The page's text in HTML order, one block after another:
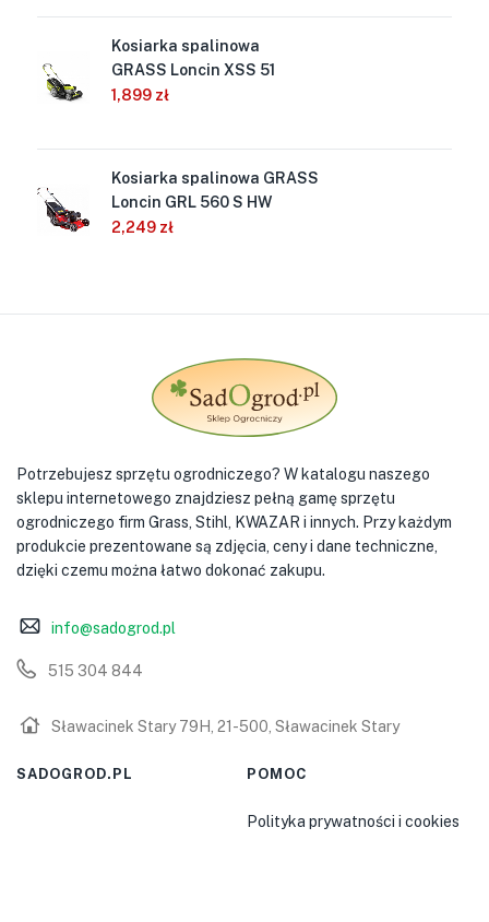
Kosiarka spalinowa
GRASS Loncin XSS 51
1,899 zł
Kosiarka spalinowa GRASS
Loncin GRL 560 S HW
2,249 zł
Potrzebujesz sprzętu ogrodniczego? W katalogu naszego
sklepu internetowego znajdziesz pełną gamę sprzętu
ogrodniczego firm Grass, Stihl, KWAZAR i innych. Przy każdym
produkcie prezentowane są zdjęcia, ceny i dane techniczne,
dzięki czemu można łatwo dokonać zakupu.
info@sadogrod.pl
515 304 844
Sławacinek Stary 79H, 21-500, Sławacinek Stary
SADOGROD.PL POMOC
Polityka prywatności i cookies